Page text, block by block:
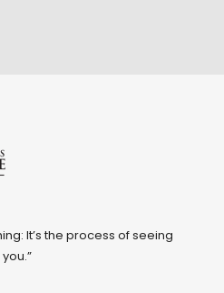
It’s the process of seeing